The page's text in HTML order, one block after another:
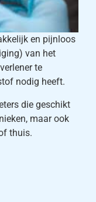
en pijnloos
van het
te
nodig heeft.
die geschikt
maar ook
thuis.